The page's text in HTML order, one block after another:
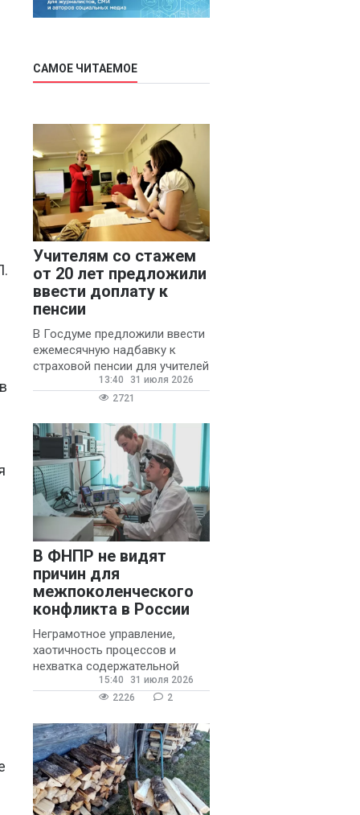
САМОЕ ЧИТАЕМОЕ
Учителям со стажем
от 20 лет предложили
ввести доплату к
пенсии
В Госдуме предложили ввести
ежемесячную надбавку к
страховой пенсии для учителей
государственных и
муниципальных школ со
13:40
31 июля 2026
2721
В ФНПР не видят
причин для
межпоколенческого
конфликта в России
Неграмотное управление,
хаотичность процессов и
нехватка содержательной
обратной связи от
руководителя являются
конфликтов и раздражения в
15:40
31 июля 2026
2226
2